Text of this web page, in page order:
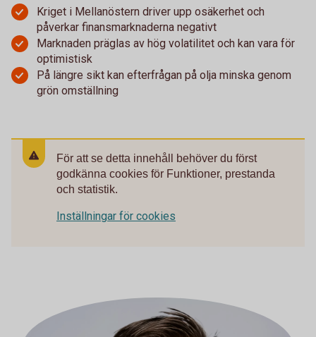
Kriget i Mellanöstern driver upp osäkerhet och
påverkar finansmarknaderna negativt
Marknaden präglas av hög volatilitet och kan vara för
optimistisk
På längre sikt kan efterfrågan på olja minska genom
grön omställning
För att se detta innehåll behöver du först
godkänna cookies för Funktioner, prestanda
och statistik.
Inställningar för cookies